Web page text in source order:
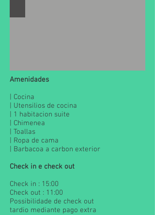
Amenidades
| Cocina
| Utensilios de cocina
| 1 habitacion suite
| Chimenea
| Toallas
| Ropa de cama
| Barbacoa a carbon exterior
Check in e check out
Check in : 15:00
Check out : 11:00
Possibilidade de check out
tardio mediante pago extra